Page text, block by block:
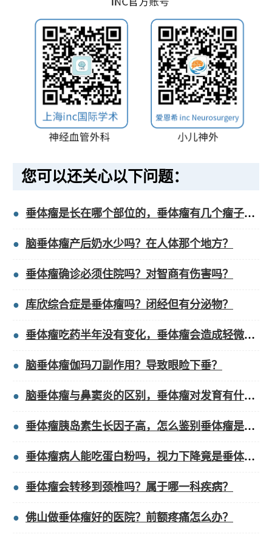
您可以还关心以下问题：
垂体瘤是长在哪个部位的，垂体瘤有几个瘤子怎么办？
脑垂体瘤产后奶水少吗？在人体那个地方？
垂体瘤确诊必须住院吗？对智商有伤害吗？
库欣综合症是垂体瘤吗？闭经但有分泌物？
垂体瘤吃药半年没有变化，垂体瘤会造成轻微脑梗吗？
脑垂体瘤伽玛刀副作用？导致眼睑下垂？
脑垂体瘤与鼻窦炎的区别，垂体瘤对发育有什么影响？
垂体瘤胰岛素生长因子高，怎么鉴别垂体瘤是否良性？
垂体瘤病人能吃蛋白粉吗，视力下降竟是垂体瘤作怪？
垂体瘤会转移到颈椎吗？属于哪一科疾病？
佛山做垂体瘤好的医院？前额疼痛怎么办？